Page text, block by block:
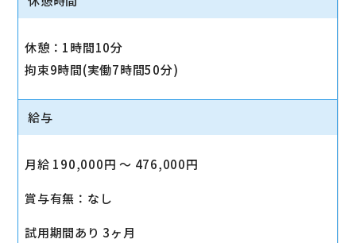
休憩：1時間10分
拘束9時間(実働7時間50分)
給与
月給 190,000円 〜 476,000円
賞与有無：なし
試用期間あり 3ヶ月